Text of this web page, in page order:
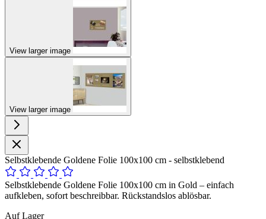
View larger image
View larger image
Selbstklebende Goldene Folie 100x100 cm - selbstklebend
Selbstklebende Goldene Folie 100x100 cm in Gold – einfach
aufkleben, sofort beschreibbar. Rückstandslos ablösbar.
Auf Lager